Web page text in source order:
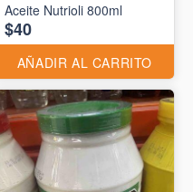
Aceite Nutrioli 800ml
$40
AÑADIR AL CARRITO